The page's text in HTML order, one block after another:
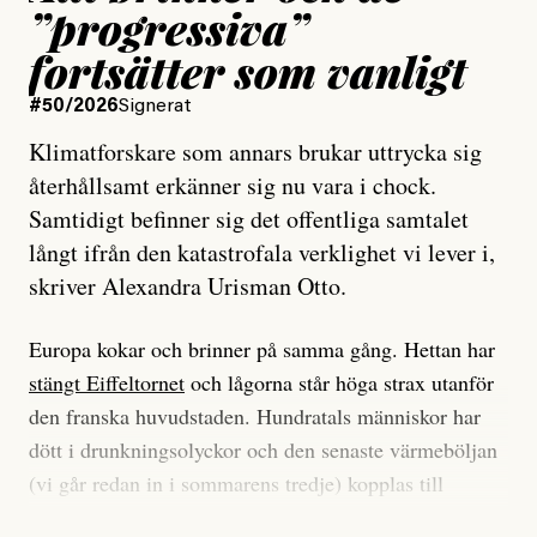
”progressiva”
fortsätter som vanligt
#50/2026Signerat
Klimatforskare som annars brukar uttrycka sig
återhållsamt erkänner sig nu vara i chock.
Samtidigt befinner sig det offentliga samtalet
långt ifrån den katastrofala verklighet vi lever i,
skriver Alexandra Urisman Otto.
Europa kokar och brinner på samma gång. Hettan har
stängt Eiffeltornet och lågorna står höga strax utanför
den franska huvudstaden. Hundratals människor har
dött i drunkningsolyckor och den senaste värmeböljan
(vi går redan in i sommarens tredje) kopplas till